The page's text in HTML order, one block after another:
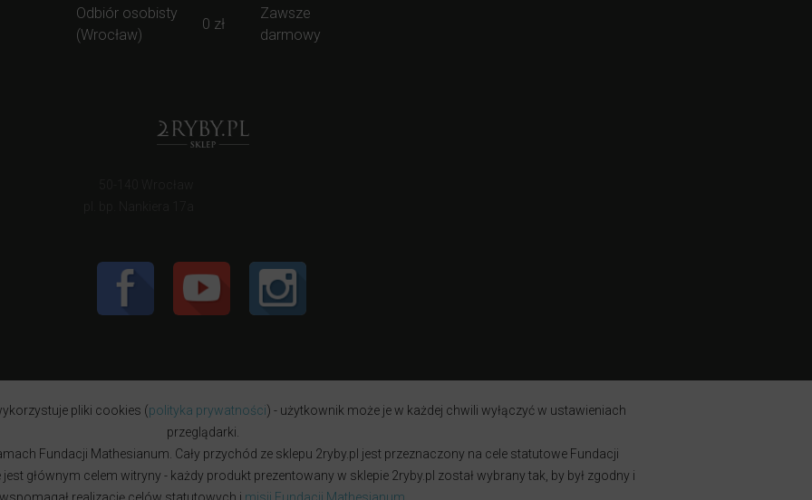
Odbiór osobisty
(Wrocław)
0 zł
Zawsze
darmowy
pliki cookies (polityka prywatności) - użytkownik może je w każdej chwili wyłączyć w ustawieniach
przeglądarki.
Fundacji Mathesianum. Cały przychód ze sklepu 2ryby.pl jest przeznaczony na cele statutowe Fundacji
głównym celem witryny - każdy produkt prezentowany w sklepie 2ryby.pl został wybrany tak, by był zgodny i